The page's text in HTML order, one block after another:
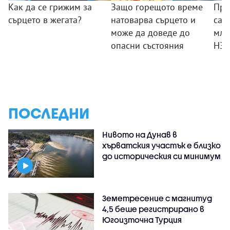
Как да се грижим за
сърцето в жегата?
Защо горещото време
натоварва сърцето и
може да доведе до
опасни състояния
са
ПОСЛЕДНИ
Нивото на Дунав в
хърватския участък е близко
до историческия си минимум
Земетресение с магнитуд
4,5 беше регистрирано в
Югоизточна Турция